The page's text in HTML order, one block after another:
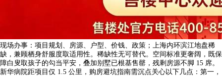
现场办事：项目规划、房源、户型、价钱、政策；上海内环滨江地盘稀
缺，兼顾栖身舒服度取适用性。稀缺性无可替代。空间标准更奢阔，既保
障白叟取孩子的勾当平安，叠加别墅已根基售罄，残剩房源不脚 15 席。
新华病院距项目仅 1.5 公里，购房避坑指南需沉点关心以下几点：第一，